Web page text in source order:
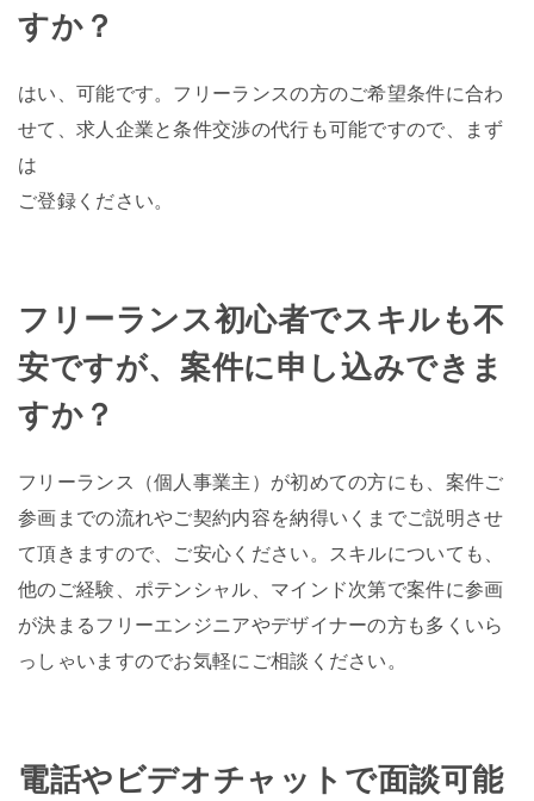
すか？
はい、可能です。フリーランスの方のご希望条件に合わ
せて、求人企業と条件交渉の代行も可能ですので、まず
は
ご登録ください。
フリーランス初心者でスキルも不
安ですが、案件に申し込みできま
すか？
フリーランス（個人事業主）が初めての方にも、案件ご
参画までの流れやご契約内容を納得いくまでご説明させ
て頂きますので、ご安心ください。スキルについても、
他のご経験、ポテンシャル、マインド次第で案件に参画
が決まるフリーエンジニアやデザイナーの方も多くいら
っしゃいますのでお気軽にご相談ください。
電話やビデオチャットで面談可能